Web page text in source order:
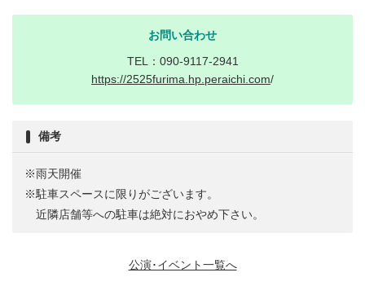
お問い合わせ
TEL：090-9117-2941
https://2525furima.hp.peraichi.com/
備考
※雨天開催
※駐車スペースに限りがございます。
近隣店舗等への駐車は絶対におやめ下さい。
公演･イベント一覧へ